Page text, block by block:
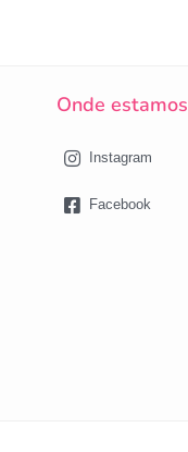
Onde estamos
Instagram
Facebook